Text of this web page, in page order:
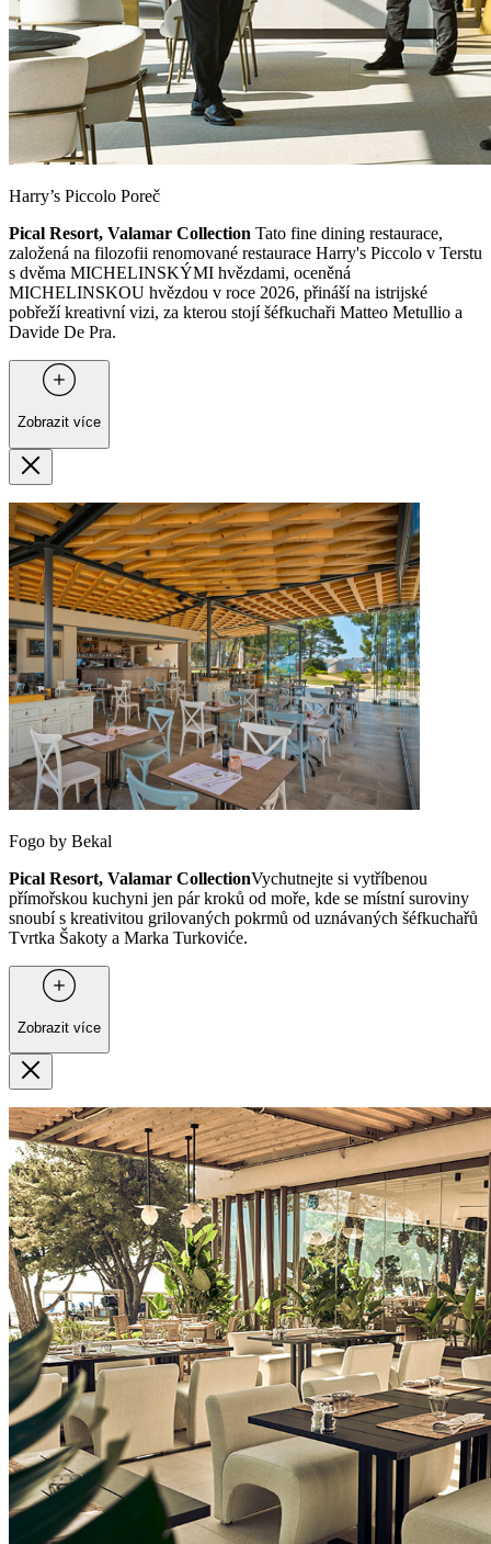
Harry’s Piccolo Poreč
Pical Resort, Valamar Collection Tato fine dining restaurace,
založená na filozofii renomované restaurace Harry's Piccolo v Terstu
s dvěma MICHELINSKÝMI hvězdami, oceněná
MICHELINSKOU hvězdou v roce 2026, přináší na istrijské
pobřeží kreativní vizi, za kterou stojí šéfkuchaři Matteo Metullio a
Davide De Pra.
Zobrazit více
Fogo by Bekal
Pical Resort, Valamar CollectionVychutnejte si vytříbenou
přímořskou kuchyni jen pár kroků od moře, kde se místní suroviny
snoubí s kreativitou grilovaných pokrmů od uznávaných šéfkuchařů
Tvrtka Šakoty a Marka Turkoviće.
Zobrazit více